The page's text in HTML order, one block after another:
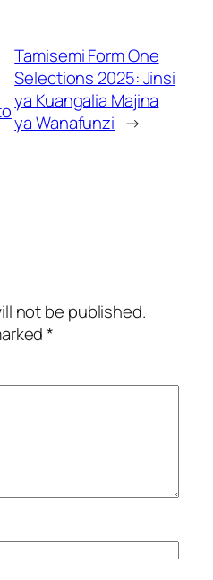
Tamisemi Form One
Selections 2025: Jinsi
ya Kuangalia Majina
ya Wanafunzi →
not be published.
*